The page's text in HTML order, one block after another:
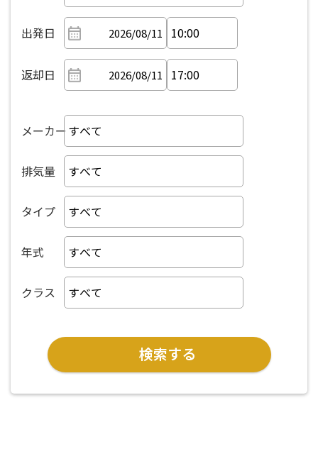
出発日
返却日
メーカー
排気量
タイプ
年式
クラス